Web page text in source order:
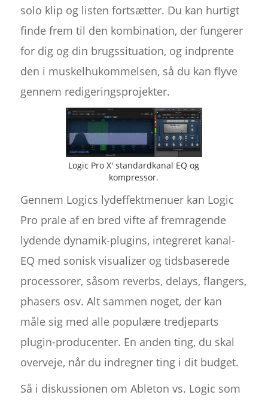
solo klip og listen fortsætter. Du kan hurtigt
finde frem til den kombination, der fungerer
for dig og din brugssituation, og indprente
den i muskelhukommelsen, så du kan flyve
gennem redigeringsprojekter.
Logic Pro X' standardkanal EQ og
kompressor.
Gennem Logics lydeffektmenuer kan Logic
Pro prale af en bred vifte af fremragende
lydende dynamik-plugins, integreret kanal-
EQ med sonisk visualizer og tidsbaserede
processorer, såsom reverbs, delays, flangers,
phasers osv. Alt sammen noget, der kan
måle sig med alle populære tredjeparts
plugin-producenter. En anden ting, du skal
overveje, når du indregner ting i dit budget.
Så i diskussionen om Ableton vs. Logic som